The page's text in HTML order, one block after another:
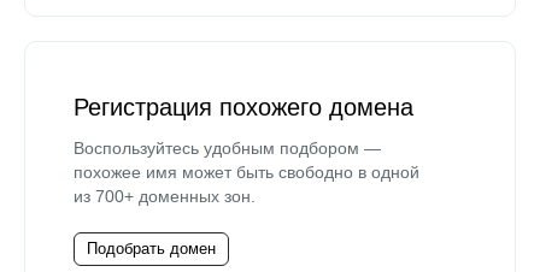
Регистрация похожего домена
Воспользуйтесь удобным подбором —
похожее имя может быть свободно в одной
из 700+ доменных зон.
Подобрать домен